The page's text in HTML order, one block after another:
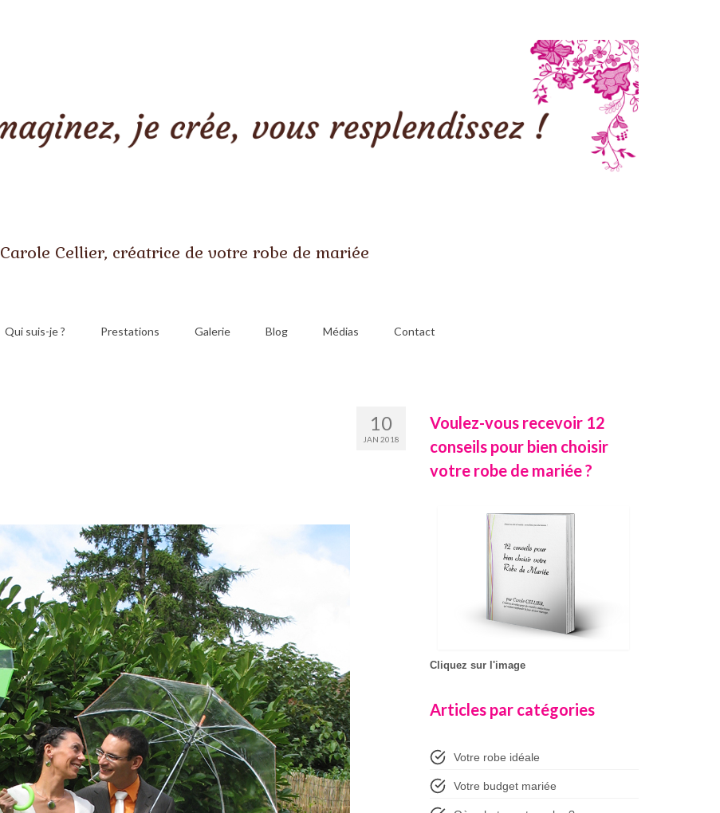
Carole Cellier, créatrice de votre robe de mariée
Qui suis-je ? Prestations Galerie Blog Médias Contact
10
JAN 2018
Voulez-vous recevoir 12
conseils pour bien choisir
votre robe de mariée ?
Cliquez sur l'image
Articles par catégories
Votre robe idéale
Votre budget mariée